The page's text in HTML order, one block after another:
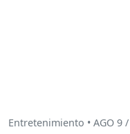
Entretenimiento • AGO 9